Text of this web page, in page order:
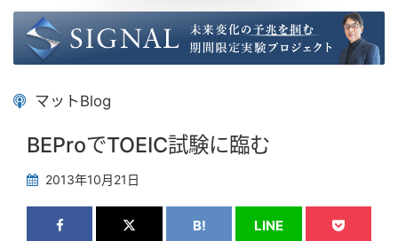
マットBlog
BEProでTOEIC試験に臨む
2013年10月21日
B! LINE